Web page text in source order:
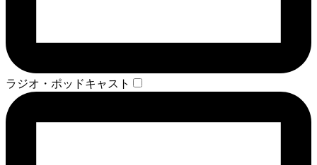
ラジオ・ポッドキャスト